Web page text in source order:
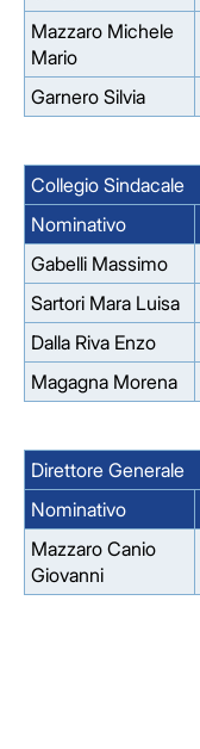
Mazzaro Michele
Mario
Garnero Silvia
Collegio Sindacale
Nominativo
Gabelli Massimo
Sartori Mara Luisa
Dalla Riva Enzo
Magagna Morena
Direttore Generale
Nominativo
Mazzaro Canio
Giovanni